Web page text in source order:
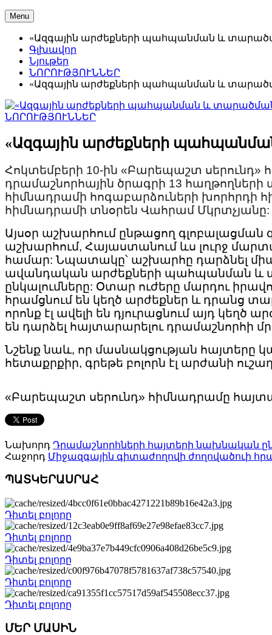
Menu
«Ազգային արժեքների պահպանման և
Գլխավոր
Նյութեր
ՆՈՐՈՒԹՅՈՒՆՆԵՐ
«Ազգային արժեքների պահպանման և
ՆՈՐՈՒԹՅՈՒՆՆԵՐ
«Ազգային արժեքների
Հոկտեմբերի 10-ին «Բարեպաշտ
դրամաշնորհային ծրագրի 13 հաղթողների
հիմնադրամի հոգաբարձուների խորհրդի
հիմնադրամի տնօրեն Վահրամ Մկրտչյանը:
Այսօր աշխարհում ընթացող
աշխարհում, Հայաստանում ևս լուրջ
համար: Նպատակը՝ աշխարհը դարձնել
ավանդական արժեքների պահպանման և
ընկալումները: Օտար ուժերը մարդու
հրամցնում են կեղծ արժեքներ և դրանց
որոնք էլ ավելի են դյուրացնում այդ կեղծ
են դարձել հայտարարելու դրամաշնորհի
Նշենք նաև, որ մասնակցության հայտերը
հետաքրքիր, գրեթե բոլորն էլ արժանի
«Բարեպաշտ սերունդ» հիմնադրամը
Նախորդ Դրամաշնորհների հայտերի նախնական
Հաջորդ Միջազգային գիտաժողովի ժողովածուի
ՊԱՏԿԵՐԱՍՐԱՀ
Դիտել բոլորը
Դիտել բոլորը
Դիտել բոլորը
Դիտել բոլորը
Դիտել բոլորը
ՄԵՐ ՄԱՍԻՆ